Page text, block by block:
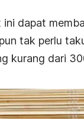
ini dapat
tak perlu
kurang dari